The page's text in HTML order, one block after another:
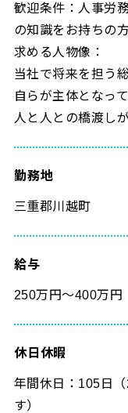
歓迎条件：人事労
の知識をお持ちの
求める人物像：
当社で将来を担う
自らが主体となっ
人と人との橋渡し
勤務地
三重郡川越町
給与
250万円～400万円
休日休暇
年間休日：105日
す）